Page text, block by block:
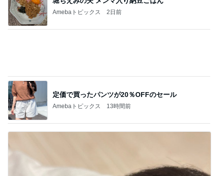
Amebaトピックス 2日前
定価で買ったパンツが20％OFFのセール
Amebaトピックス 13時間前